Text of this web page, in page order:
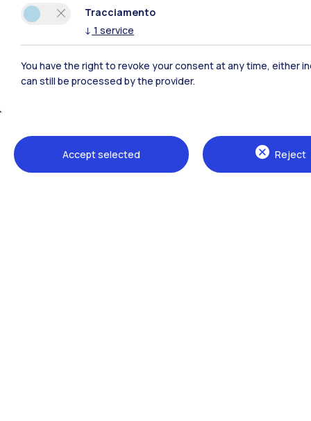
Sedi
Tracciamento
↓ 1 service
You have the right to revoke your consent at any time, either
can still be processed by the provider.
Reject
Accept selected